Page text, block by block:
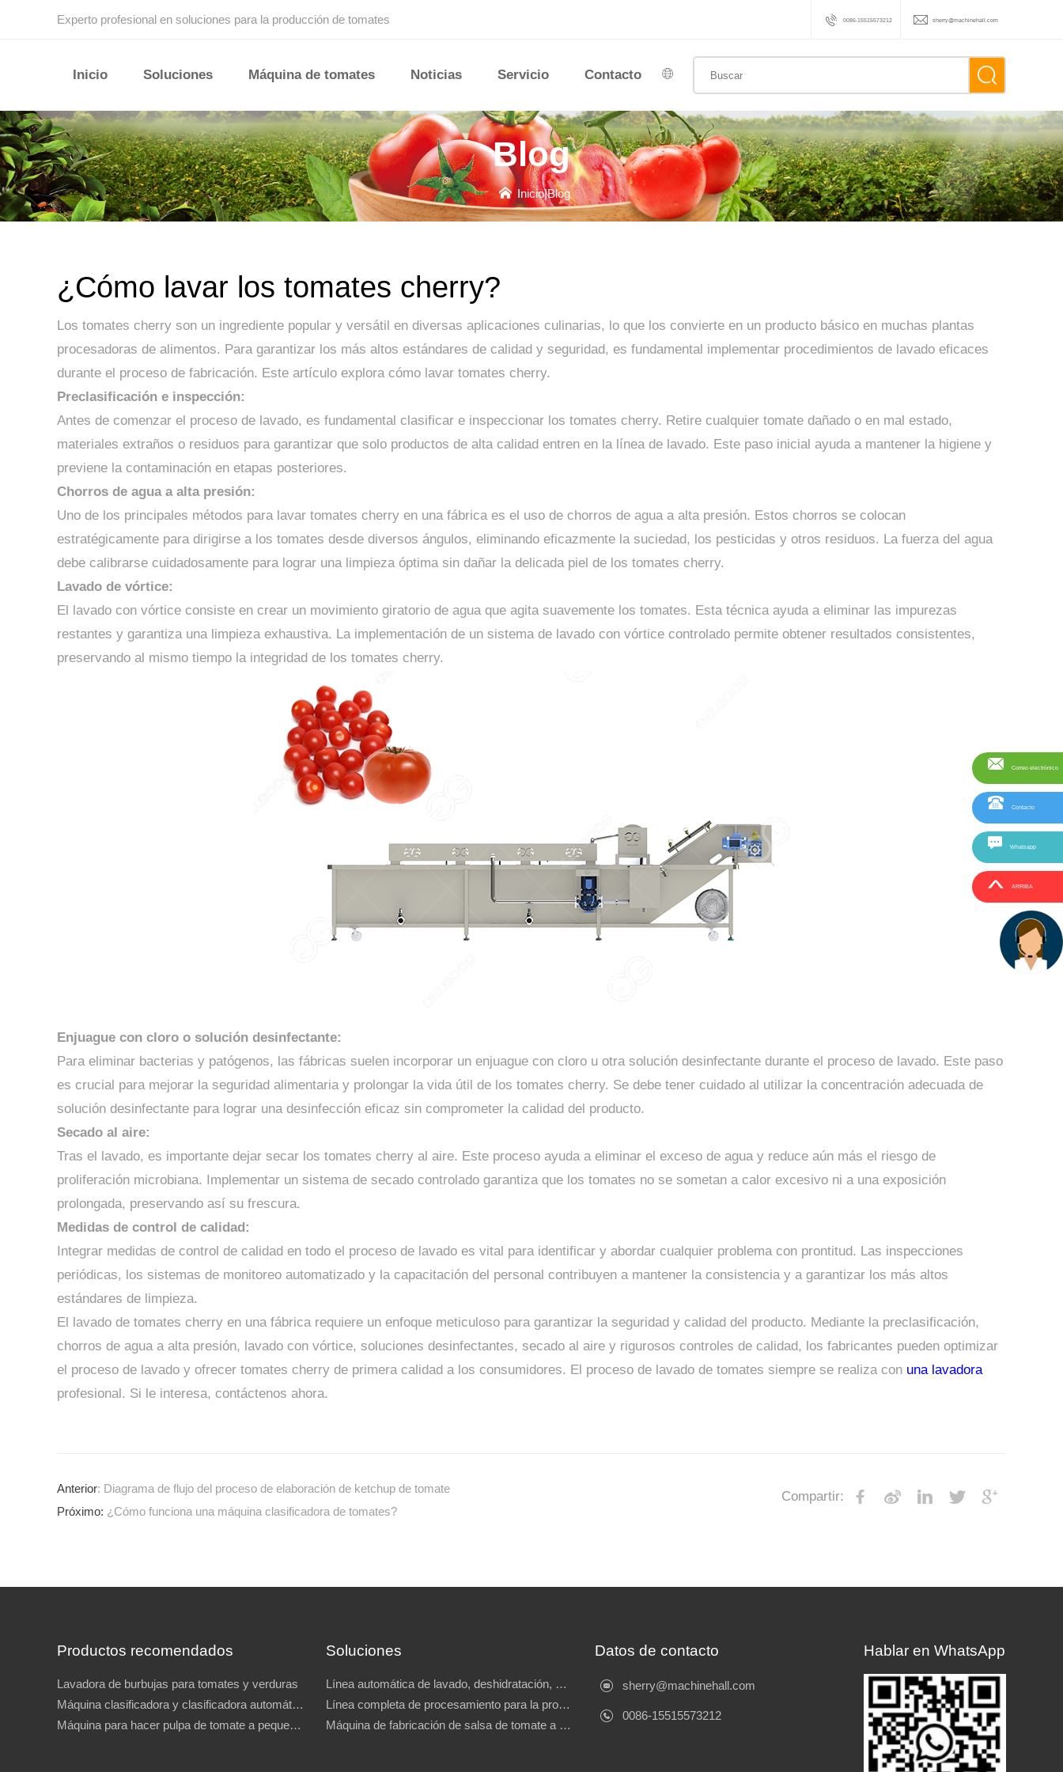
Experto profesional en soluciones para la producción de tomates 0086-15515573212 sherry@machinehall.com
Inicio Soluciones Máquina de tomates Noticias Servicio Contacto
Blog
Inicio|Blog
¿Cómo lavar los tomates cherry?
Los tomates cherry son un ingrediente popular y versátil en diversas aplicaciones culinarias, lo que los convierte en un producto básico en muchas plantas
procesadoras de alimentos. Para garantizar los más altos estándares de calidad y seguridad, es fundamental implementar procedimientos de lavado eficaces
durante el proceso de fabricación. Este artículo explora cómo lavar tomates cherry.
Preclasificación e inspección:
Antes de comenzar el proceso de lavado, es fundamental clasificar e inspeccionar los tomates cherry. Retire cualquier tomate dañado o en mal estado,
materiales extraños o residuos para garantizar que solo productos de alta calidad entren en la línea de lavado. Este paso inicial ayuda a mantener la higiene y
previene la contaminación en etapas posteriores.
Chorros de agua a alta presión:
Uno de los principales métodos para lavar tomates cherry en una fábrica es el uso de chorros de agua a alta presión. Estos chorros se colocan
estratégicamente para dirigirse a los tomates desde diversos ángulos, eliminando eficazmente la suciedad, los pesticidas y otros residuos. La fuerza del agua
debe calibrarse cuidadosamente para lograr una limpieza óptima sin dañar la delicada piel de los tomates cherry.
Lavado de vórtice:
El lavado con vórtice consiste en crear un movimiento giratorio de agua que agita suavemente los tomates. Esta técnica ayuda a eliminar las impurezas
restantes y garantiza una limpieza exhaustiva. La implementación de un sistema de lavado con vórtice controlado permite obtener resultados consistentes,
preservando al mismo tiempo la integridad de los tomates cherry.
Enjuague con cloro o solución desinfectante:
Para eliminar bacterias y patógenos, las fábricas suelen incorporar un enjuague con cloro u otra solución desinfectante durante el proceso de lavado. Este paso
es crucial para mejorar la seguridad alimentaria y prolongar la vida útil de los tomates cherry. Se debe tener cuidado al utilizar la concentración adecuada de
solución desinfectante para lograr una desinfección eficaz sin comprometer la calidad del producto.
Secado al aire:
Tras el lavado, es importante dejar secar los tomates cherry al aire. Este proceso ayuda a eliminar el exceso de agua y reduce aún más el riesgo de
proliferación microbiana. Implementar un sistema de secado controlado garantiza que los tomates no se sometan a calor excesivo ni a una exposición
prolongada, preservando así su frescura.
Medidas de control de calidad:
Integrar medidas de control de calidad en todo el proceso de lavado es vital para identificar y abordar cualquier problema con prontitud. Las inspecciones
periódicas, los sistemas de monitoreo automatizado y la capacitación del personal contribuyen a mantener la consistencia y a garantizar los más altos
estándares de limpieza.
El lavado de tomates cherry en una fábrica requiere un enfoque meticuloso para garantizar la seguridad y calidad del producto. Mediante la preclasificación,
chorros de agua a alta presión, lavado con vórtice, soluciones desinfectantes, secado al aire y rigurosos controles de calidad, los fabricantes pueden optimizar
el proceso de lavado y ofrecer tomates cherry de primera calidad a los consumidores. El proceso de lavado de tomates siempre se realiza con una lavadora
profesional. Si le interesa, contáctenos ahora.
Anterior: Diagrama de flujo del proceso de elaboración de ketchup de tomate
Próximo: ¿Cómo funciona una máquina clasificadora de tomates?
Compartir:
Productos recomendados
Lavadora de burbujas para tomates y verduras
Máquina clasificadora y clasificadora automática de tomates a la venta
Máquina para hacer pulpa de tomate a pequeña escala
Soluciones
Línea automática de lavado, deshidratación, clasificación y envasado de tomates
Línea completa de procesamiento para la producción de pasta de tomate
Máquina de fabricación de salsa de tomate a pequeña escala
Datos de contacto
sherry@machinehall.com
0086-15515573212
Hablar en WhatsApp
Correo electrónico
Contacto
Whatsapp
ARRIBA